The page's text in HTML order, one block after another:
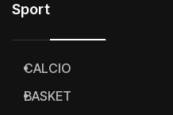
Sport
CALCIO
BASKET